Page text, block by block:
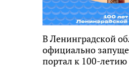
В Ленинградской
официально
портал к 100-летию